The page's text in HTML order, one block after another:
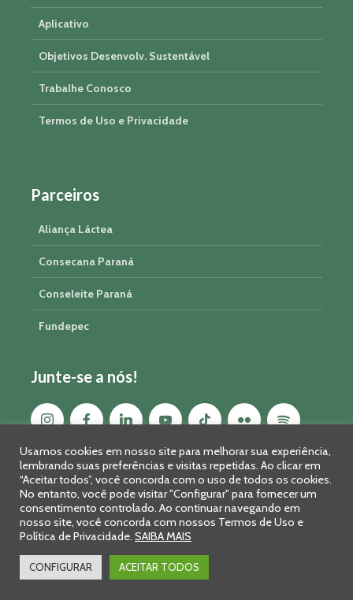
Aplicativo
Objetivos Desenvolv. Sustentável
Trabalhe Conosco
Termos de Uso e Privacidade
Parceiros
Aliança Láctea
Consecana Paraná
Conseleite Paraná
Fundepec
Junte-se a nós!
Sistema FAEP/SENAR-PR © 2026 · R. Marechal Deodoro, 450, 14º
0401 - Fax: 41 3323-2124
Usamos cookies em nosso site para melhorar sua experiência,
lembrando suas preferências e visitas repetidas. Ao clicar em
“Aceitar todos”, você concorda com o uso de todos os cookies.
No entanto, você pode visitar "Configurar" para fornecer um
consentimento controlado. Ao continuar navegando em
nosso site, você concorda com nossos Termos de Uso e
Política de Privacidade. SAIBA MAIS
CONFIGURAR ACEITAR TODOS